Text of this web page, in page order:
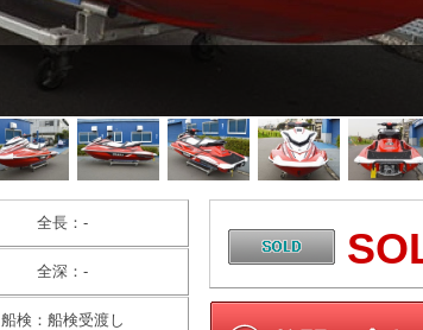
全長：-
全深：-
船検：船検受渡し